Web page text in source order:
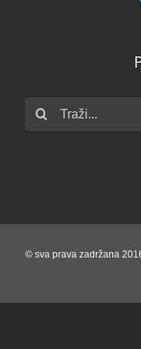
Traži...
© sva prava zadržana